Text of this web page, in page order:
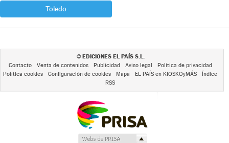
Toledo
© EDICIONES EL PAÍS S.L.
Contacto Venta de contenidos Publicidad Aviso legal
Política de privacidad
Política cookies
Configuración de cookies Mapa EL PAÍS en KIOSKOyMÁS
Índice
RSS